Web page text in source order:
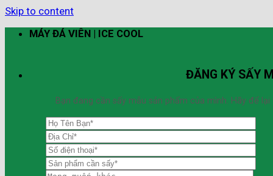
Skip to content
MÁY ĐÁ VIÊN | ICE COOL
ĐĂNG KÝ SẤY
Bạn đang cần sấy mẫu sản phẩm của mình. Hãy để